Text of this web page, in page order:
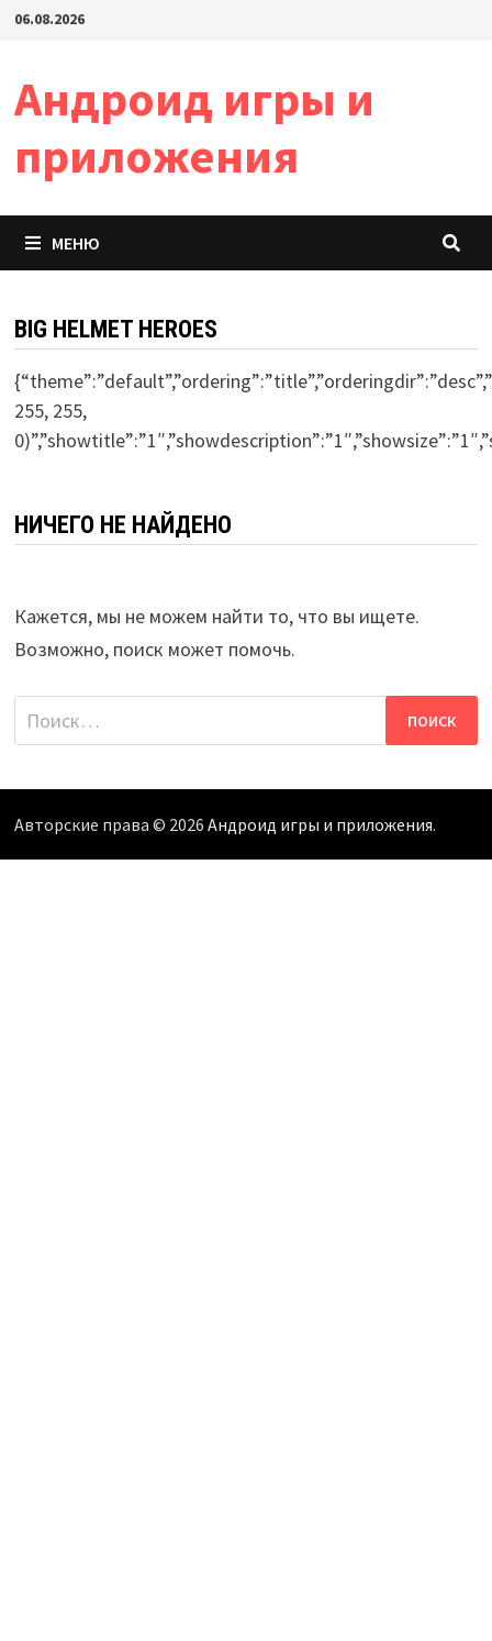
Перейти
06.08.2026
Андроид игры и
приложения
МЕНЮ
BIG HELMET HEROES
255, 255,
НИЧЕГО НЕ НАЙДЕНО
Кажется, мы не можем найти то, что вы ищете.
Возможно, поиск может помочь.
Найти:
Авторские права © 2026Андроид игры и приложения.